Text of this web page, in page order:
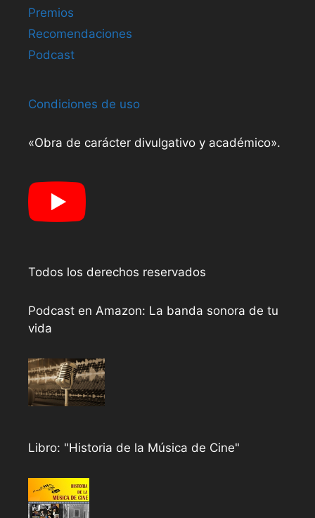
Premios
Recomendaciones
Podcast
Condiciones de uso
«Obra de carácter divulgativo y académico».
Todos los derechos reservados
Podcast en Amazon: La banda sonora de tu
vida
Libro: "Historia de la Música de Cine"